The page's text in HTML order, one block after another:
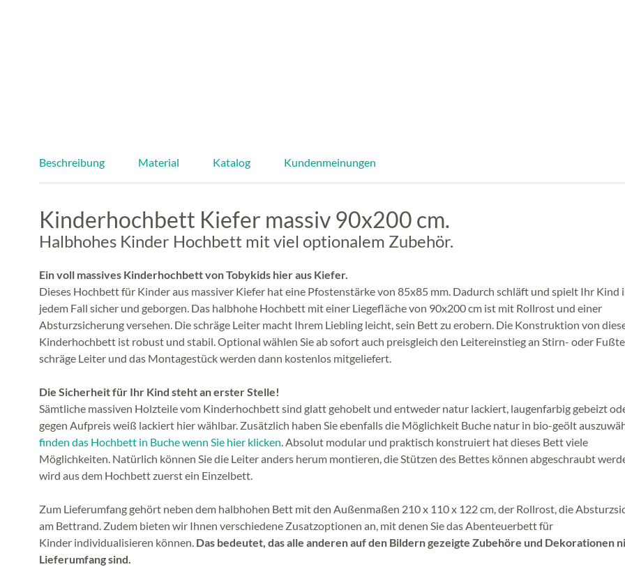
Beschreibung Material Katalog Kundenmeinungen
Kinderhochbett Kiefer massiv 90x200 cm.
Halbhohes Kinder Hochbett mit viel optionalem Zubehör.
Ein voll massives Kinderhochbett von Tobykids hier aus Kiefer.
Dieses Hochbett für Kinder aus massiver Kiefer hat eine Pfostenstärke von 85x85 mm. Dadurch schläft und spielt Ihr Kind
jedem Fall sicher und geborgen. Das halbhohe Hochbett mit einer Liegefläche von 90x200 cm ist mit Rollrost und einer
Absturzsicherung versehen. Die schräge Leiter macht Ihrem Liebling leicht, sein Bett zu erobern. Die Konstruktion von
Kinderhochbett ist robust und stabil. Optional wählen Sie ab sofort auch preisgleich den Leitereinstieg an Stirn- oder
schräge Leiter und das Montagestück werden dann kostenlos mitgeliefert.
Die Sicherheit für Ihr Kind steht an erster Stelle!
Sämtliche massiven Holzteile vom Kinderhochbett sind glatt gehobelt und entweder natur lackiert, laugenfarbig gebeizt
gegen Aufpreis weiß lackiert hier wählbar. Zusätzlich haben Sie ebenfalls die Möglichkeit Buche natur in bio-geölt
finden das Hochbett in Buche wenn Sie hier klicken. Absolut modular und praktisch konstruiert hat dieses Bett viele
Möglichkeiten. Natürlich können Sie die Leiter anders herum montieren, die Stützen des Bettes können abgeschraubt
wird aus dem Hochbett zuerst ein Einzelbett.
Zum Lieferumfang gehört neben dem halbhohen Bett mit den Außenmaßen 210 x 110 x 122 cm, der Rollrost, die
am Bettrand. Zudem bieten wir Ihnen verschiedene Zusatzoptionen an, mit denen Sie das Abenteuerbett für
Kinder individualisieren können. Das bedeutet, das alle anderen auf den Bildern gezeigte Zubehöre und Dekorationen
Lieferumfang sind.